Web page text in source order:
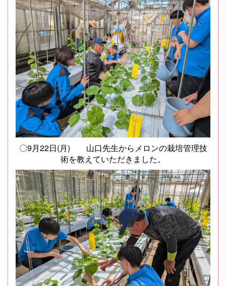
〇9月22日(月) 山口先生からメロンの栽培管理技
術を教えていただきました。